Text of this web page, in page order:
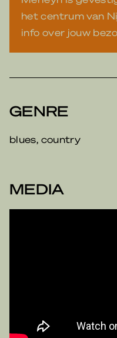
het centrum van
info over jouw
GENRE
blues, country
MEDIA